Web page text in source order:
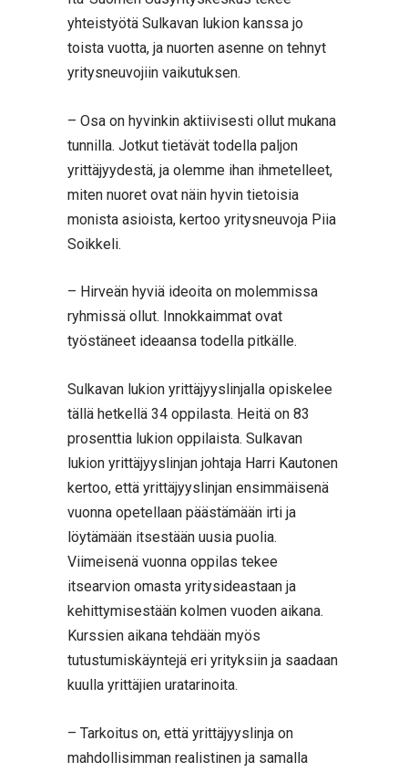
yhteistyötä Sulkavan lukion kanssa jo
toista vuotta, ja nuorten asenne on tehnyt
yritysneuvojiin vaikutuksen.
– Osa on hyvinkin aktiivisesti ollut mukana
tunnilla. Jotkut tietävät todella paljon
yrittäjyydestä, ja olemme ihan ihmetelleet,
miten nuoret ovat näin hyvin tietoisia
monista asioista, kertoo yritysneuvoja Piia
Soikkeli.
– Hirveän hyviä ideoita on molemmissa
ryhmissä ollut. Innokkaimmat ovat
työstäneet ideaansa todella pitkälle.
Sulkavan lukion yrittäjyyslinjalla opiskelee
tällä hetkellä 34 oppilasta. Heitä on 83
prosenttia lukion oppilaista. Sulkavan
lukion yrittäjyyslinjan johtaja Harri Kautonen
kertoo, että yrittäjyyslinjan ensimmäisenä
vuonna opetellaan päästämään irti ja
löytämään itsestään uusia puolia.
Viimeisenä vuonna oppilas tekee
itsearvion omasta yritysideastaan ja
kehittymisestään kolmen vuoden aikana.
Kurssien aikana tehdään myös
tutustumiskäyntejä eri yrityksiin ja saadaan
kuulla yrittäjien uratarinoita.
– Tarkoitus on, että yrittäjyyslinja on
mahdollisimman realistinen ja samalla